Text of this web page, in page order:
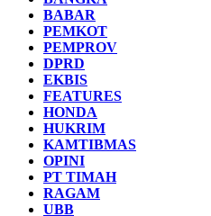
BABAR
PEMKOT
PEMPROV
DPRD
EKBIS
FEATURES
HONDA
HUKRIM
KAMTIBMAS
OPINI
PT TIMAH
RAGAM
UBB